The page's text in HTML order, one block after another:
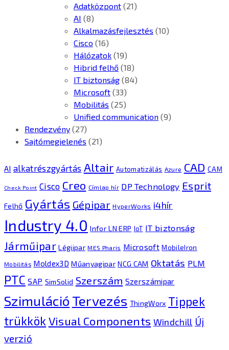
Adatközpont (21)
AI (8)
Alkalmazásfejlesztés (10)
Cisco (16)
Hálózatok (19)
Hibrid felhő (18)
IT biztonság (84)
Microsoft (33)
Mobilitás (25)
Unified communication (9)
Rendezvény (27)
Sajtómegjelenés (21)
AI alkatrészgyártás Altair Automatizálás Azure CAD CAM
Check Point Cisco Creo Címlap hír DP Technology Esprit
Felhő Gyártás Gépipar HyperWorks i4hír
Industry 4.0 Infor LN ERP IoT IT biztonság
Járműipar Légiipar MES Pharis Microsoft MobileIron
Mobilitás Moldex3D Műanyagipar NCG CAM Oktatás PLM
PTC SAP SimSolid Szerszám Szerszámipar
Szimuláció Tervezés ThingWorx Tippek
trükkök Visual Components Windchill Új
verzió